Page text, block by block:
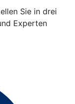
Sie in drei
Experten